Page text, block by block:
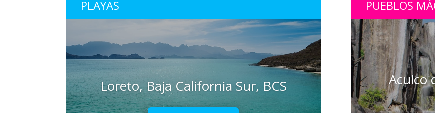
PLAYAS
Loreto, Baja California Sur, BCS
PUEBLOS
Aculco